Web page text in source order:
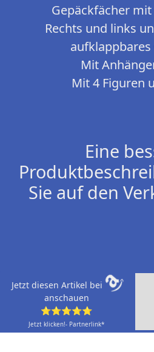
Gepäckfächer
Rechts und links
Mit
Mit 4 Figuren
Eine
Sie auf den
Jetzt diesen Artikel bei
anschauen
⭐⭐⭐⭐⭐
Jetzt klicken!- Partnerlink*